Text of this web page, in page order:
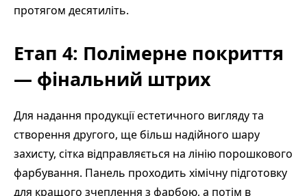
протягом десятиліть.
Етап 4: Полімерне покриття
— фінальний штрих
Для надання продукції естетичного вигляду та
створення другого, ще більш надійного шару
захисту, сітка відправляється на лінію порошкового
фарбування. Панель проходить хімічну підготовку
для кращого зчеплення з фарбою, а потім в